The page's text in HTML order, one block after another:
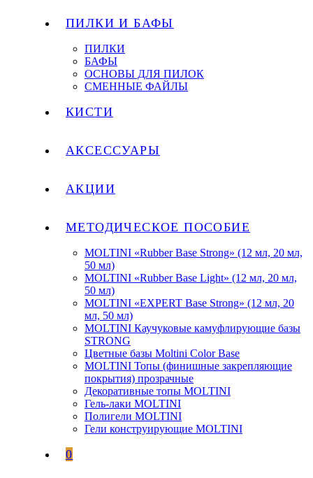
ПИЛКИ И БАФЫ
ПИЛКИ
БАФЫ
ОСНОВЫ ДЛЯ ПИЛОК
СМЕННЫЕ ФАЙЛЫ
КИСТИ
АКСЕССУАРЫ
АКЦИИ
МЕТОДИЧЕСКОЕ ПОСОБИЕ
MOLTINI «Rubber Base Strong» (12 мл, 20 мл,
50 мл)
MOLTINI «Rubber Base Light» (12 мл, 20 мл,
50 мл)
MOLTINI «EXPERT Base Strong» (12 мл, 20
мл, 50 мл)
MOLTINI Каучуковые камуфлирующие базы
STRONG
Цветные базы Moltini Color Base
MOLTINI Топы (финишные закрепляющие
покрытия) прозрачные
Декоративные топы MOLTINI
Гель-лаки MOLTINI
Полигели MOLTINI
Гели конструирующие MOLTINI
0